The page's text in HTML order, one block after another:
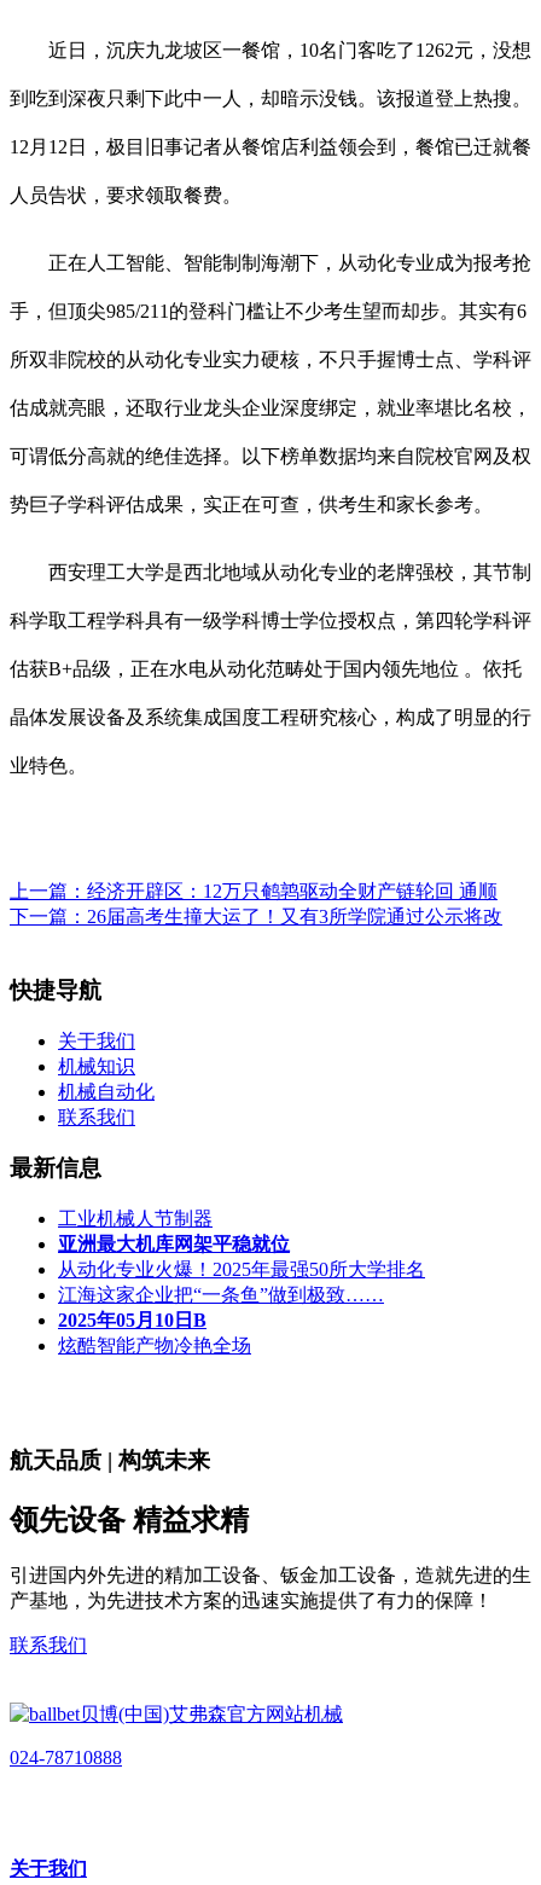
近日，沉庆九龙坡区一餐馆，10名门客吃了1262元，没想
到吃到深夜只剩下此中一人，却暗示没钱。该报道登上热搜。
12月12日，极目旧事记者从餐馆店利益领会到，餐馆已迁就餐
人员告状，要求领取餐费。
正在人工智能、智能制制海潮下，从动化专业成为报考抢
手，但顶尖985/211的登科门槛让不少考生望而却步。其实有6
所双非院校的从动化专业实力硬核，不只手握博士点、学科评
估成就亮眼，还取行业龙头企业深度绑定，就业率堪比名校，
可谓低分高就的绝佳选择。以下榜单数据均来自院校官网及权
势巨子学科评估成果，实正在可查，供考生和家长参考。
西安理工大学是西北地域从动化专业的老牌强校，其节制
科学取工程学科具有一级学科博士学位授权点，第四轮学科评
估获B+品级，正在水电从动化范畴处于国内领先地位 。依托
晶体发展设备及系统集成国度工程研究核心，构成了明显的行
业特色。
上一篇： 经济开辟区：12万只鹌鹑驱动全财产链轮回 通顺
下一篇： 26届高考生撞大运了！又有3所学院通过公示将改
快捷导航
关于我们
机械知识
机械自动化
联系我们
最新信息
工业机械人节制器
亚洲最大机库网架平稳就位
从动化专业火爆！2025年最强50所大学排名
江海这家企业把“一条鱼”做到极致……
2025年05月10日B
炫酷智能产物冷艳全场
航天品质 | 构筑未来
领先设备 精益求精
引进国内外先进的精加工设备、钣金加工设备，造就先进的生
产基地，为先进技术方案的迅速实施提供了有力的保障！
联系我们
024-78710888
关于我们